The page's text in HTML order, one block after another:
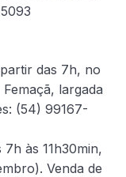
das 7h, no
largada
(54) 99167-
às 11h30min,
Venda de